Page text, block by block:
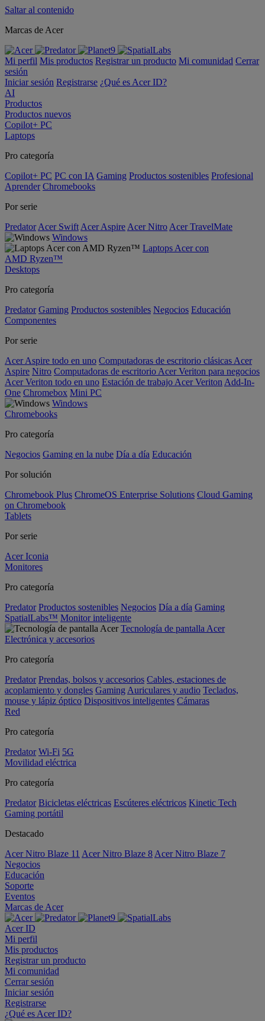
Saltar al contenido
Marcas de Acer
Mi perfil Mis productos Registrar un producto Mi comunidad Cerrar
sesión
Iniciar sesión Registrarse ¿Qué es Acer ID?
AI
Productos
Productos nuevos
Copilot+ PC
Laptops
Pro categoría
Copilot+ PC PC con IA Gaming Productos sostenibles Profesional
Aprender Chromebooks
Por serie
Predator Acer Swift Acer Aspire Acer Nitro Acer TravelMate
Windows
Laptops Acer con
AMD Ryzen™
Desktops
Pro categoría
Predator Gaming Productos sostenibles Negocios Educación
Componentes
Por serie
Acer Aspire todo en uno Computadoras de escritorio clásicas Acer
Aspire Nitro Computadoras de escritorio Acer Veriton para negocios
Acer Veriton todo en uno Estación de trabajo Acer Veriton Add-In-
One Chromebox Mini PC
Windows
Chromebooks
Pro categoría
Negocios Gaming en la nube Día a día Educación
Por solución
Chromebook Plus ChromeOS Enterprise Solutions Cloud Gaming
on Chromebook
Tablets
Por serie
Acer Iconia
Monitores
Pro categoría
Predator Productos sostenibles Negocios Día a día Gaming
SpatialLabs™ Monitor inteligente
Tecnología de pantalla Acer
Electrónica y accesorios
Pro categoría
Predator Prendas, bolsos y accesorios Cables, estaciones de
acoplamiento y dongles Gaming Auriculares y audio Teclados,
mouse y lápiz óptico Dispositivos inteligentes Cámaras
Red
Pro categoría
Predator Wi-Fi 5G
Movilidad eléctrica
Pro categoría
Predator Bicicletas eléctricas Escúteres eléctricos Kinetic Tech
Gaming portátil
Destacado
Acer Nitro Blaze 11 Acer Nitro Blaze 8 Acer Nitro Blaze 7
Negocios
Educación
Soporte
Eventos
Marcas de Acer
Acer ID
Mi perfil
Mis productos
Registrar un producto
Mi comunidad
Cerrar sesión
Iniciar sesión
Registrarse
¿Qué es Acer ID?